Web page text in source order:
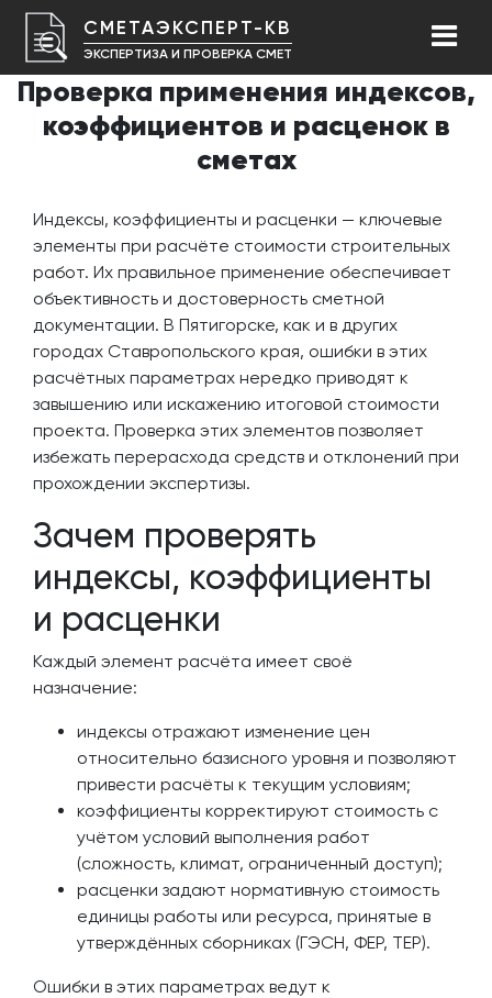
СМЕТАЭКСПЕРТ-КВ
ЭКСПЕРТИЗА И ПРОВЕРКА СМЕТ
Проверка применения индексов,
коэффициентов и расценок в
сметах
Индексы, коэффициенты и расценки — ключевые
элементы при расчёте стоимости строительных
работ. Их правильное применение обеспечивает
объективность и достоверность сметной
документации. В Пятигорске, как и в других
городах Ставропольского края, ошибки в этих
расчётных параметрах нередко приводят к
завышению или искажению итоговой стоимости
проекта. Проверка этих элементов позволяет
избежать перерасхода средств и отклонений при
прохождении экспертизы.
Зачем проверять
индексы, коэффициенты
и расценки
Каждый элемент расчёта имеет своё
назначение:
индексы отражают изменение цен
относительно базисного уровня и позволяют
привести расчёты к текущим условиям;
коэффициенты корректируют стоимость с
учётом условий выполнения работ
(сложность, климат, ограниченный доступ);
расценки задают нормативную стоимость
единицы работы или ресурса, принятые в
утверждённых сборниках (ГЭСН, ФЕР, ТЕР).
Ошибки в этих параметрах ведут к